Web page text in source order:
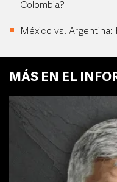
Colombia?
México vs. Argentina:
MÁS EN EL